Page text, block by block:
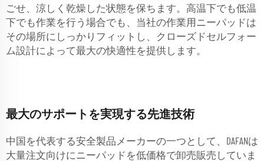
ごせ、涼しく乾燥した状態を保ちます。高温下でも低温
下でも作業を行う場合でも、当社の作業用ニーパッドは
その場所にしっかりフィットし、クローズドセルフォー
ム設計によって最大の快適性を提供します。
最大のサポートを実現する先進技術
中国を代表する安全製品メーカーの一つとして、DAFANは
大量注文向けにニーパッドを低価格で卸売販売していま